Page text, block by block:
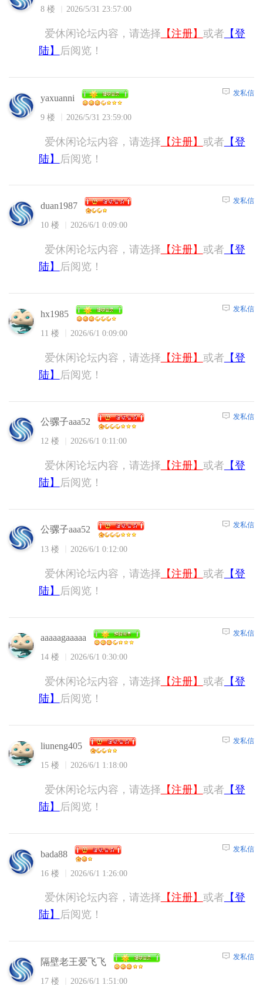
8 楼 2026/5/31 23:57:00
爱休闲论坛内容，请选择 【注册】 或者 【登
陆】
后阅览！
yaxuanni
9 楼 2026/5/31 23:59:00
发私信
爱休闲论坛内容，请选择 【注册】 或者 【登
陆】
后阅览！
duan1987
10 楼 2026/6/1 0:09:00
发私信
爱休闲论坛内容，请选择 【注册】 或者 【登
陆】
后阅览！
hx1985
11 楼 2026/6/1 0:09:00
发私信
爱休闲论坛内容，请选择 【注册】 或者 【登
陆】
后阅览！
公骡子aaa52
12 楼 2026/6/1 0:11:00
发私信
爱休闲论坛内容，请选择 【注册】 或者 【登
陆】
后阅览！
公骡子aaa52
13 楼 2026/6/1 0:12:00
发私信
爱休闲论坛内容，请选择 【注册】 或者 【登
陆】
后阅览！
aaaaagaaaaa
14 楼 2026/6/1 0:30:00
发私信
爱休闲论坛内容，请选择 【注册】 或者 【登
陆】
后阅览！
liuneng405
15 楼 2026/6/1 1:18:00
发私信
爱休闲论坛内容，请选择 【注册】 或者 【登
陆】
后阅览！
bada88
16 楼 2026/6/1 1:26:00
发私信
爱休闲论坛内容，请选择 【注册】 或者 【登
陆】
后阅览！
隔壁老王爱飞飞
17 楼 2026/6/1 1:51:00
发私信